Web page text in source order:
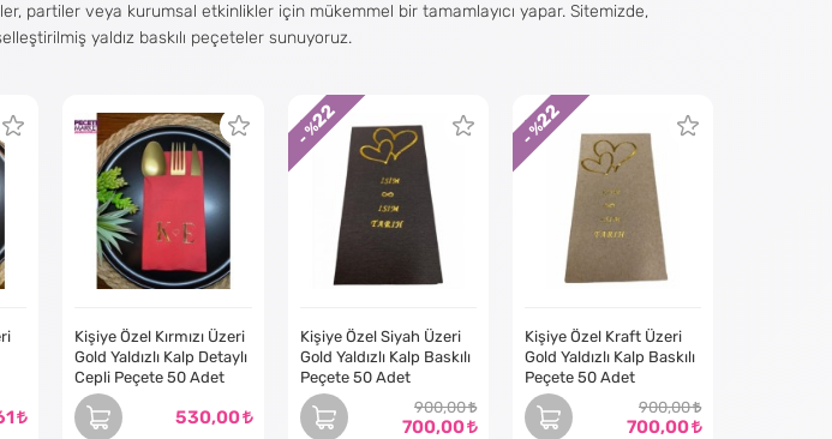
partiler veya kurumsal etkinlikler için mükemmel bir tamamlayıcı yapar. Sitemizde,
yaldız baskılı peçeteler sunuyoruz.
etkinliğiniz için mükemmel peçeteleri yaratmanıza yardımcı olabiliriz. Peçetelerimiz çeşitli
en uygun olanı seçebilirsiniz. Kişiye özel yaldız baskılı peçetelerinizin hem dayanıklı hem de
biri, markanızı veya logonuzu sergilemenin harika bir yolu olmasıdır. İster işinizi
özel peçetelerimiz harika bir seçimdir. Logonuzu veya tasarımınızı peçetelere
da etkinliğinize kişiselleştirme dokunuşu katmanın harika bir yolu olmasıdır. İster bir
ev sahipliği yapıyor olun, özel peçetelerimize onur konuğunuzun adı veya özel bir mesaj
ve onu daha da unutulmaz kılacaktır.
Kişiye Özel Kırmızı Üzeri
Gold Yaldızlı Kalp Detaylı
Cepli Peçete 50 Adet
530,00
Kişiye Özel Siyah Üzeri
Gold Yaldızlı Kalp Baskılı
Peçete 50 Adet
900,00
700,00
- %
22
Kişiye Özel Kraft Üzeri
Gold Yaldızlı Kalp Baskılı
Peçete 50 Adet
900,00
700,00
- %
22